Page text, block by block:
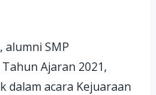
alumni SMP
Ajaran 2021,
dalam acara Kejuaraan